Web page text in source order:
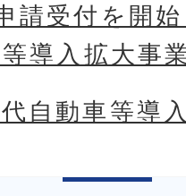
請受付を開
導入拡大事
自動車等導